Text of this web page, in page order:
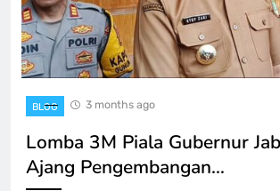
BLOG 3 months ago
Lomba 3M Piala Gubernur
Ajang Pengembangan…